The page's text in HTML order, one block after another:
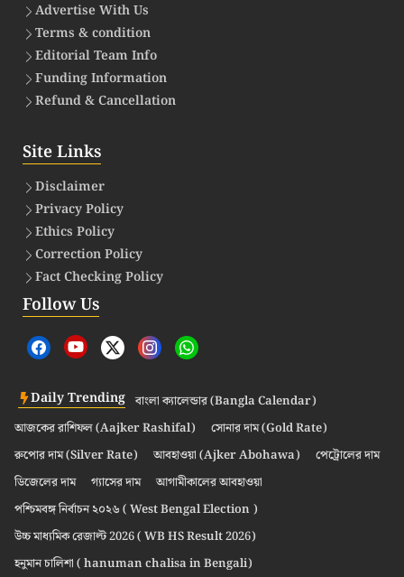
Advertise With Us
Terms & condition
Editorial Team Info
Funding Information
Refund & Cancellation
Site Links
Disclaimer
Privacy Policy
Ethics Policy
Correction Policy
Fact Checking Policy
Follow Us
Daily Trending বাংলা ক্যালেন্ডার (Bangla Calendar)
আজকের রাশিফল (Aajker Rashifal)
সোনার দাম (Gold Rate)
রুপোর দাম (Silver Rate)
আবহাওয়া (Ajker Abohawa)
পেট্রোলের দাম
ডিজেলের দাম
গ্যাসের দাম
আগামীকালের আবহাওয়া
পশ্চিমবঙ্গ নির্বাচন ২০২৬ ( West Bengal Election )
উচ্চ মাধ্যমিক রেজাল্ট 2026 ( WB HS Result 2026)
হনুমান চালিশা ( hanuman chalisa in Bengali)